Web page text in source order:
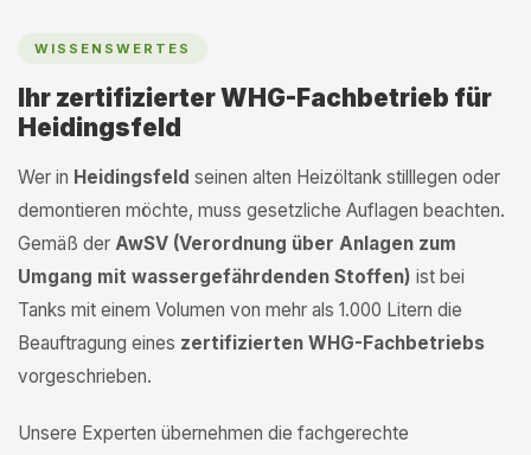
WISSENSWERTES
Ihr zertifizierter WHG-Fachbetrieb für
Heidingsfeld
Wer in Heidingsfeld seinen alten Heizöltank stilllegen oder
demontieren möchte, muss gesetzliche Auflagen beachten.
Gemäß der AwSV (Verordnung über Anlagen zum
Umgang mit wassergefährdenden Stoffen) ist bei
Tanks mit einem Volumen von mehr als 1.000 Litern die
Beauftragung eines zertifizierten WHG-Fachbetriebs
vorgeschrieben.
Unsere Experten übernehmen die fachgerechte